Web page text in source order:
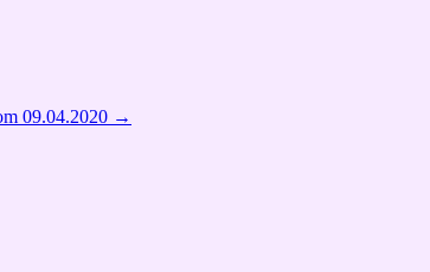
09.04.2020 →